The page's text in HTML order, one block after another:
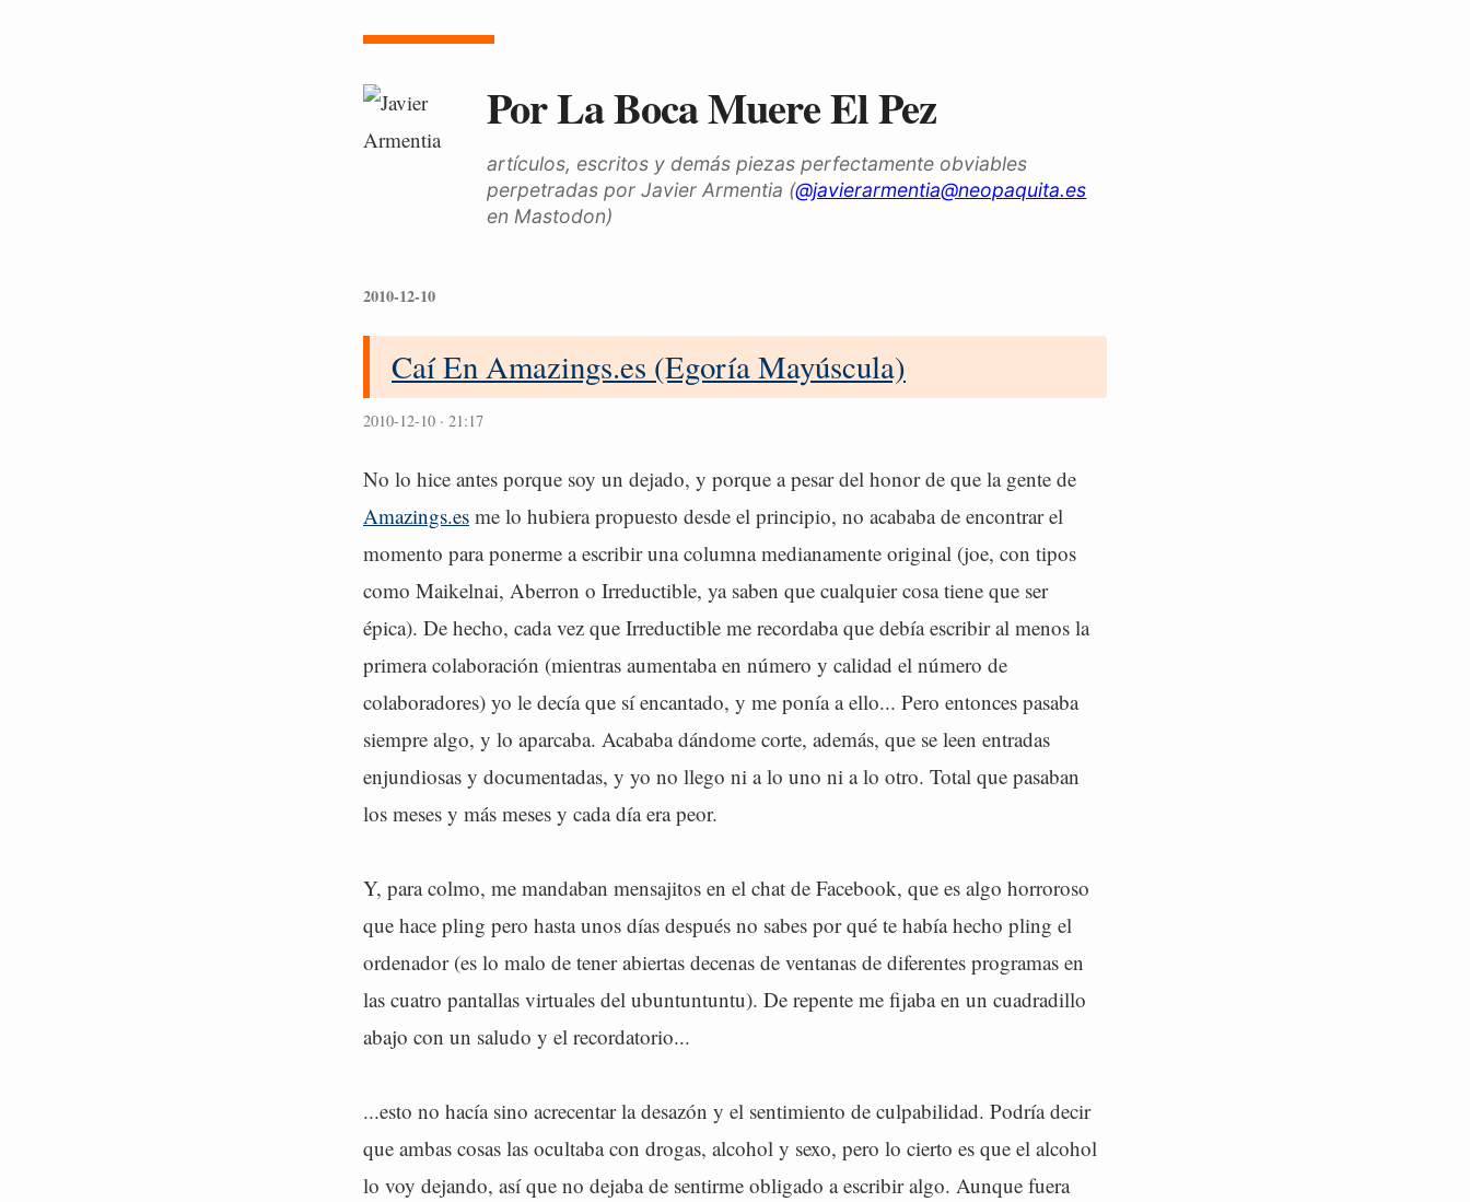
Por La Boca Muere El Pez
artículos, escritos y demás piezas perfectamente obviables
perpetradas por Javier Armentia (@javierarmentia@neopaquita.es
en Mastodon)
2010-12-10
Caí En Amazings.es (Egoría Mayúscula)
2010-12-10 · 21:17
No lo hice antes porque soy un dejado, y porque a pesar del honor de que la gente de
Amazings.es me lo hubiera propuesto desde el principio, no acababa de encontrar el
momento para ponerme a escribir una columna medianamente original (joe, con tipos
como Maikelnai, Aberron o Irreductible, ya saben que cualquier cosa tiene que ser
épica). De hecho, cada vez que Irreductible me recordaba que debía escribir al menos la
primera colaboración (mientras aumentaba en número y calidad el número de
colaboradores) yo le decía que sí encantado, y me ponía a ello... Pero entonces pasaba
siempre algo, y lo aparcaba. Acababa dándome corte, además, que se leen entradas
enjundiosas y documentadas, y yo no llego ni a lo uno ni a lo otro. Total que pasaban
los meses y más meses y cada día era peor.
Y, para colmo, me mandaban mensajitos en el chat de Facebook, que es algo horroroso
que hace pling pero hasta unos días después no sabes por qué te había hecho pling el
ordenador (es lo malo de tener abiertas decenas de ventanas de diferentes programas en
las cuatro pantallas virtuales del ubuntuntuntu). De repente me fijaba en un cuadradillo
abajo con un saludo y el recordatorio...
...esto no hacía sino acrecentar la desazón y el sentimiento de culpabilidad. Podría decir
que ambas cosas las ocultaba con drogas, alcohol y sexo, pero lo cierto es que el alcohol
lo voy dejando, así que no dejaba de sentirme obligado a escribir algo. Aunque fuera